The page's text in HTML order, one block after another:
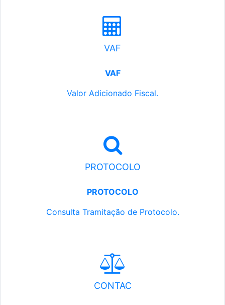
VAF
VAF
Valor Adicionado Fiscal.
PROTOCOLO
PROTOCOLO
Consulta Tramitação de Protocolo.
CONTAC